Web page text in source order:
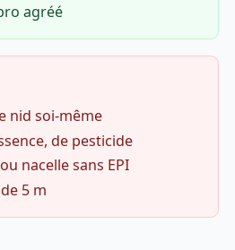
agréé
nid soi-même
de pesticide
nacelle sans EPI
5 m